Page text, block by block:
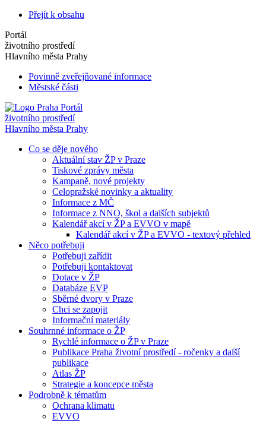
Přejít k obsahu
Portál
životního prostředí
Hlavního města Prahy
Povinně zveřejňované informace
Městské části
Portál
životního prostředí
Hlavního města Prahy
Co se děje nového
Aktuální stav ŽP v Praze
Tiskové zprávy města
Kampaně, nové projekty
Celopražské novinky a aktuality
Informace z MČ
Informace z NNO, škol a dalších subjektů
Kalendář akcí v ŽP a EVVO v mapě
Kalendář akcí v ŽP a EVVO - textový přehled
Něco potřebuji
Potřebuji zařídit
Potřebuji kontaktovat
Dotace v ŽP
Databáze EVP
Sběrné dvory v Praze
Chci se zapojit
Informační materiály
Souhrnné informace o ŽP
Rychlé informace o ŽP v Praze
Publikace Praha životní prostředí - ročenky a další
publikace
Atlas ŽP
Strategie a koncepce města
Podrobně k tématům
Ochrana klimatu
EVVO